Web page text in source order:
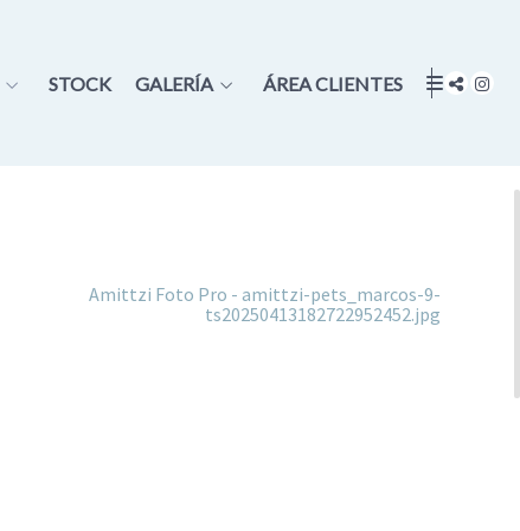
STOCK GALERÍA ÁREA CLIENTES